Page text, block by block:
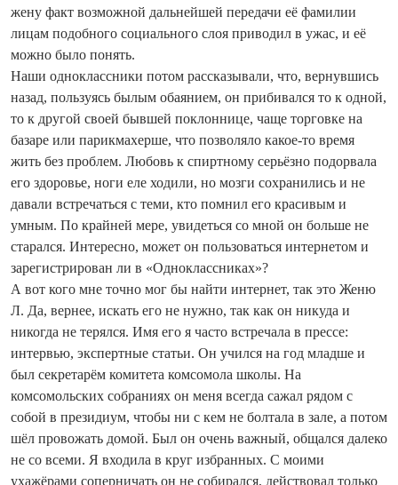
жену факт возможной дальнейшей передачи её фамилии
лицам подобного социального слоя приводил в ужас, и её
можно было понять.
Наши одноклассники потом рассказывали, что, вернувшись
назад, пользуясь былым обаянием, он прибивался то к одной,
то к другой своей бывшей поклоннице, чаще торговке на
базаре или парикмахерше, что позволяло какое-то время
жить без проблем. Любовь к спиртному серьёзно подорвала
его здоровье, ноги еле ходили, но мозги сохранились и не
давали встречаться с теми, кто помнил его красивым и
умным. По крайней мере, увидеться со мной он больше не
старался. Интересно, может он пользоваться интернетом и
зарегистрирован ли в «Одноклассниках»?
А вот кого мне точно мог бы найти интернет, так это Женю
Л. Да, вернее, искать его не нужно, так как он никуда и
никогда не терялся. Имя его я часто встречала в прессе:
интервью, экспертные статьи. Он учился на год младше и
был секретарём комитета комсомола школы. На
комсомольских собраниях он меня всегда сажал рядом с
собой в президиум, чтобы ни с кем не болтала в зале, а потом
шёл провожать домой. Был он очень важный, общался далеко
не со всеми. Я входила в круг избранных. С моими
ухажёрами соперничать он не собирался, действовал только